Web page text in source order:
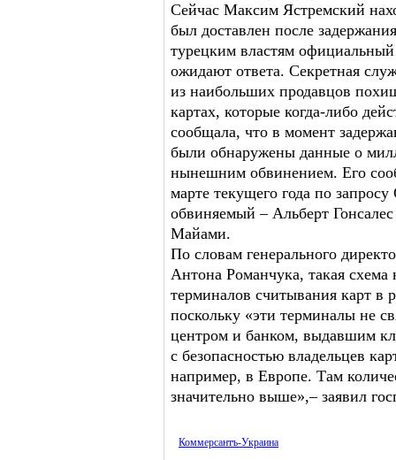
Сейчас Максим Ястремский
был доставлен после
турецким властям
ожидают ответа. Секретная
из наибольших продавцов
картах, которые когда-либо
сообщала, что в момент
были обнаружены данные о
нынешним обвинением. Его
марте текущего года по
обвиняемый – Альберт
Майами.
По словам генерального
Антона Романчука, такая
терминалов считывания карт в
поскольку «эти терминалы не
центром и банком, выдавшим
с безопасностью владельцев
например, в Европе. Там
значительно выше»,– заявил
Коммерсантъ-Украина